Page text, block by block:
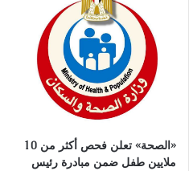
«الصحة» تعلن فحص أكثر من 10
ملايين طفل ضمن مبادرة رئيس